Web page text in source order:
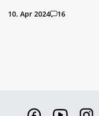
10. Apr 2024 16